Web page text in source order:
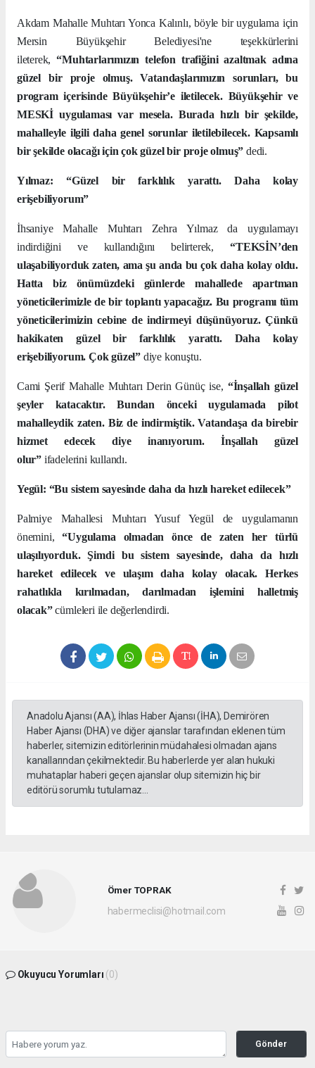
Akdam Mahalle Muhtarı Yonca Kalınlı, böyle bir uygulama için
Mersin Büyükşehir Belediyesi'ne teşekkürlerini
ileterek,“Muhtarlarımızın telefon trafiğini azaltmak adına
güzel bir proje olmuş. Vatandaşlarımızın sorunları, bu
program içerisinde Büyükşehir’e iletilecek. Büyükşehir ve
MESKİ uygulaması var mesela. Burada hızlı bir şekilde,
mahalleyle ilgili daha genel sorunlar iletilebilecek. Kapsamlı
bir şekilde olacağı için çok güzel bir proje olmuş”dedi.
Yılmaz: “Güzel bir farklılık yarattı. Daha kolay
erişebiliyorum”
İhsaniye Mahalle Muhtarı Zehra Yılmaz da uygulamayı
indirdiğini ve kullandığını belirterek,“TEKSİN’den
ulaşabiliyorduk zaten, ama şu anda bu çok daha kolay oldu.
Hatta biz önümüzdeki günlerde mahallede apartman
yöneticilerimizle de bir toplantı yapacağız. Bu programı tüm
yöneticilerimizin cebine de indirmeyi düşünüyoruz. Çünkü
hakikaten güzel bir farklılık yarattı. Daha kolay
erişebiliyorum. Çok güzel” diye konuştu.
Cami Şerif Mahalle Muhtarı Derin Günüç ise, “İnşallah güzel
şeyler katacaktır. Bundan önceki uygulamada pilot
mahalleydik zaten. Biz de indirmiştik. Vatandaşa da birebir
hizmet edecek diye inanıyorum. İnşallah güzel
olur” ifadelerini kullandı.
Yegül: “Bu sistem sayesinde daha da hızlı hareket edilecek”
Palmiye Mahallesi Muhtarı Yusuf Yegül de uygulamanın
önemini,“Uygulama olmadan önce de zaten her türlü
ulaşılıyorduk. Şimdi bu sistem sayesinde, daha da hızlı
hareket edilecek ve ulaşım daha kolay olacak. Herkes
rahatlıkla kırılmadan, darılmadan işlemini halletmiş
olacak”cümleleri ile değerlendirdi.
Anadolu Ajansı (AA), İhlas Haber Ajansı (İHA), Demirören
Haber Ajansı (DHA) ve diğer ajanslar tarafından eklenen tüm
haberler, sitemizin editörlerinin müdahalesi olmadan ajans
kanallarından çekilmektedir. Bu haberlerde yer alan hukuki
muhataplar haberi geçen ajanslar olup sitemizin hiç bir
editörü sorumlu tutulamaz...
Ömer TOPRAK
habermeclisi@hotmail.com
Okuyucu Yorumları (0)
Gönder